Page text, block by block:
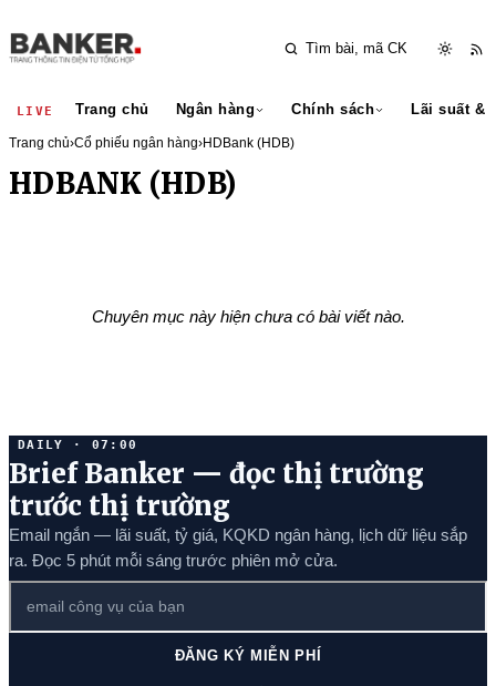
LIVE Trang chủ Ngân hàng Chính sách Lãi suất &
Trang chủ›Cổ phiếu ngân hàng›HDBank (HDB)
HDBANK (HDB)
Chuyên mục này hiện chưa có bài viết nào.
DAILY · 07:00
Brief Banker — đọc thị trường
trước thị trường
Email ngắn — lãi suất, tỷ giá, KQKD ngân hàng, lịch dữ liệu sắp
ra. Đọc 5 phút mỗi sáng trước phiên mở cửa.
ĐĂNG KÝ MIỄN PHÍ